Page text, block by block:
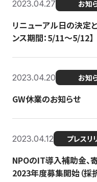
2023.04.27 お知
リニューアル日の決定
ンス期間：5/11～5/12】
2023.04.20 お知
GW休業のお知らせ
2023.04.12 プレスリ
NPOのIT導入補助金、
2023年度募集開始（採